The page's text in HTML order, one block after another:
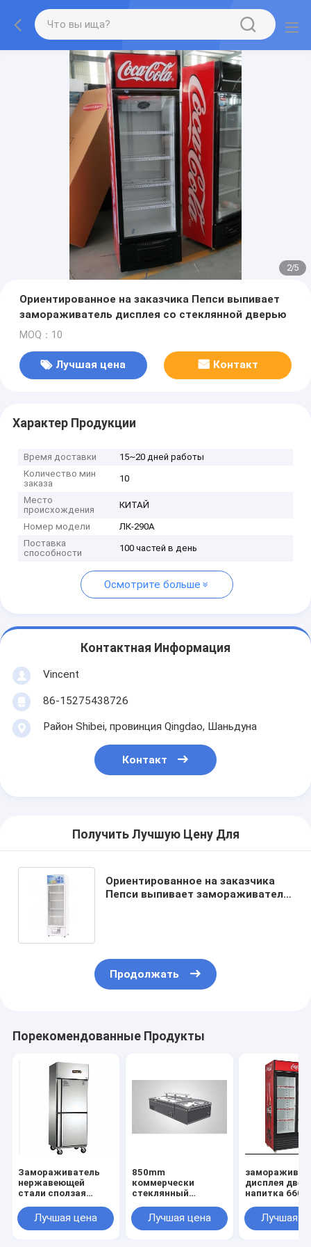
2/5
Ориентированное на заказчика Пепси выпивает
замораживатель дисплея со стеклянной дверью
MOQ：10
Лучшая цена Контакт
Характер Продукции
Время доставки
15~20 дней работы
Количество мин
заказа
10
Место
происхождения
КИТАЙ
Номер модели
ЛК-290А
Поставка
способности
100 частей в день
Осмотрите больше
Контактная Информация
Vincent
86-15275438726
Район Shibei, провинция Qingdao, Шаньдуна
Контакт
Получить Лучшую Цену Для
Ориентированное на заказчика
Пепси выпивает замораживатель
Продолжать
Порекомендованные Продукты
Замораживатель
нержавеющей
стали сползая
замораживатель
нержавеющей
Лучшая цена
850mm
коммерчески
стеклянный
замораживатель
IEC сразу охлаждая
Лучшая цена
дисплея
напитка 660l
дисплея
Лучшая